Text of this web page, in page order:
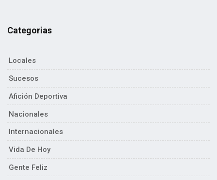
Categorias
Locales
Sucesos
Afición Deportiva
Nacionales
Internacionales
Vida De Hoy
Gente Feliz